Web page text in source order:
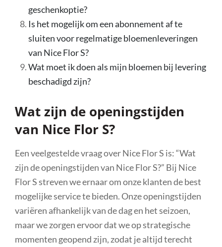
geschenkoptie?
Is het mogelijk om een abonnement af te
sluiten voor regelmatige bloemenleveringen
van Nice Flor S?
Wat moet ik doen als mijn bloemen bij levering
beschadigd zijn?
Wat zijn de openingstijden
van Nice Flor S?
Een veelgestelde vraag over Nice Flor S is: “Wat
zijn de openingstijden van Nice Flor S?” Bij Nice
Flor S streven we ernaar om onze klanten de best
mogelijke service te bieden. Onze openingstijden
variëren afhankelijk van de dag en het seizoen,
maar we zorgen ervoor dat we op strategische
momenten geopend zijn, zodat je altijd terecht